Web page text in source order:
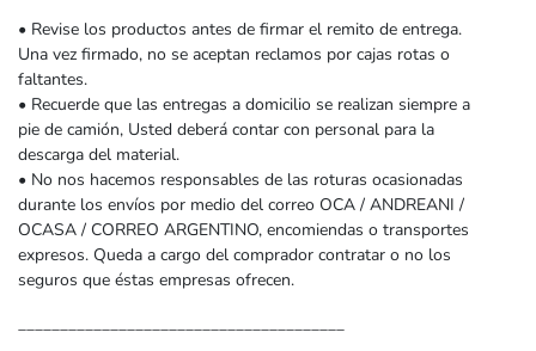
• Revise los productos antes de firmar el remito de entrega.
Una vez firmado, no se aceptan reclamos por cajas rotas o
faltantes.
• Recuerde que las entregas a domicilio se realizan siempre a
pie de camión, Usted deberá contar con personal para la
descarga del material.
• No nos hacemos responsables de las roturas ocasionadas
durante los envíos por medio del correo OCA / ANDREANI /
OCASA / CORREO ARGENTINO, encomiendas o transportes
expresos. Queda a cargo del comprador contratar o no los
seguros que éstas empresas ofrecen.
_______________________________________